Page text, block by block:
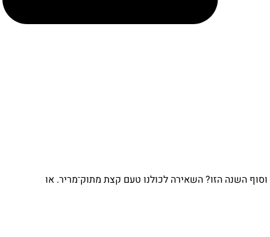
וסוף השנה הזו? השאירה לכולנו טעם קצת מתוק־מריר. או